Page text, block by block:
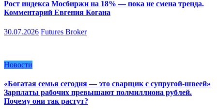
Рост индекса Мосбиржи на 18% — пока не смена тренда.
Комментарий Евгения Когана
30.07.2026 Futures Broker
Новости
«Богатая семья сегодня — это сварщик с супругой-швеей»
Зарплаты рабочих превышают полмиллиона рублей.
Почему они так растут?